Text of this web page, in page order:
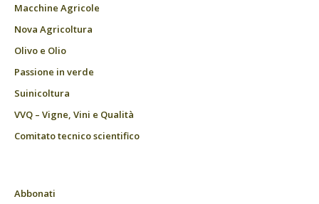
Macchine Agricole
Nova Agricoltura
Olivo e Olio
Passione in verde
Suinicoltura
VVQ – Vigne, Vini e Qualità
Comitato tecnico scientifico
Abbonati